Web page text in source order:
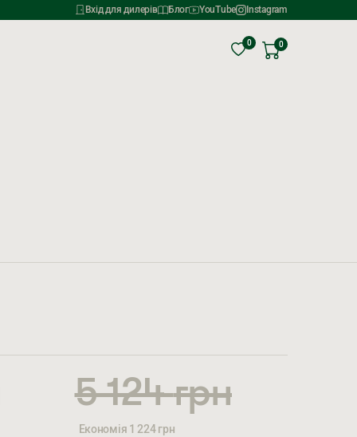
Вхід для дилерів Блог YouTube Instagram
0 0
5 124грн
Економія 1 224грн